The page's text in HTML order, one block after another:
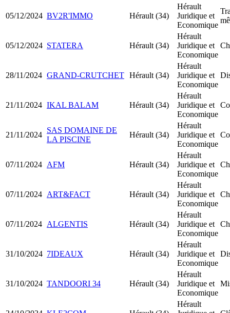
05/12/2024 BV2R'IMMO Hérault (34)
Hérault
Juridique et
Economique
05/12/2024 STATERA Hérault (34)
Hérault
Juridique et
Economique
28/11/2024 GRAND-CRUTCHET Hérault (34)
Hérault
Juridique et
Economique
21/11/2024 IKAL BALAM Hérault (34)
Hérault
Juridique et
Economique
21/11/2024
SAS DOMAINE DE
LA PISCINE
Hérault (34)
Hérault
Juridique et
Economique
07/11/2024 AFM Hérault (34)
Hérault
Juridique et
Economique
07/11/2024 ART&FACT Hérault (34)
Hérault
Juridique et
Economique
07/11/2024 ALGENTIS Hérault (34)
Hérault
Juridique et
Economique
31/10/2024 7IDEAUX Hérault (34)
Hérault
Juridique et
Economique
31/10/2024 TANDOORI 34 Hérault (34)
Hérault
Juridique et
Economique
Hérault